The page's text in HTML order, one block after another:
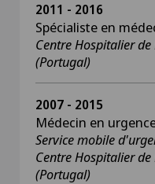
2011 - 2016
Spécialiste en
Centre Hospitalier
(Portugal)
2007 - 2015
Médecin en
Service mobile
Centre Hospitalier
(Portugal)